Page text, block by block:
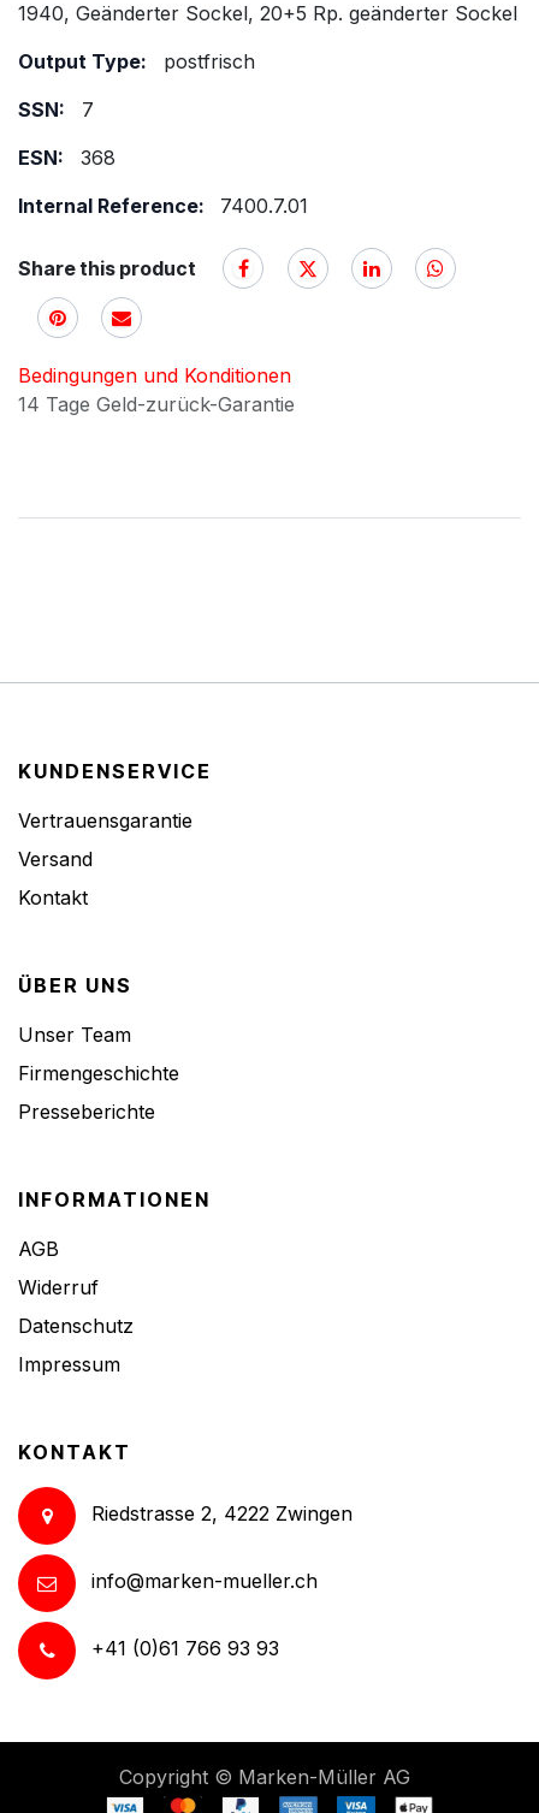
1940, Geänderter Sockel, 20+5 Rp. geänderter Sockel
Output Type:
postfrisch
SSN:
7
ESN:
368
Internal Reference:
7400.7.01
Share this product
Bedingungen und Konditionen
14 Tage Geld-zurück-Garantie
KUNDENSERVICE
Vertrauensgarantie
Versand
Kontakt
ÜBER UNS
Unser Team
Firmengeschichte
Presseberichte
INFORMATIONEN
AGB
Widerruf
Datenschutz
Impressum
KONTAKT
Riedstrasse 2, 4222 Zwingen
info@marken-mueller.ch
+41 (0)61 766 93 93
Copyright © Marken-Müller AG